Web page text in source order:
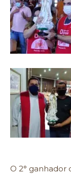
O 2° ganhador